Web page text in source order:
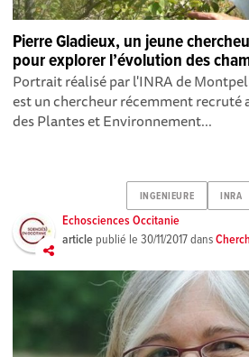
Pierre Gladieux, un jeune
pour explorer l’évolution des
Portrait réalisé par l'INRA de
est un chercheur récemment recruté
des Plantes et Environnement...
INGENIEURE INRA
Echosciences Occitanie
article publié le30/11/2017dans